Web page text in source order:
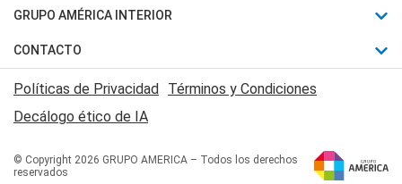
Judiciales
Economia
Motores
Trucos caseros
Series y Películas
Edictos y Solicitadas
Fútbol
Mundial
Automovilismo
Rugby
Básquet
GRUPO AMÉRICA INTERIOR
Canal 7 en Vivo
San Juan 8
CONTACTO
Acerca de Nosotros
Contactanos
Políticas de Privacidad Términos y Condiciones
Decálogo ético de IA
© Copyright 2026 GRUPO AMERICA – Todos los derechos
reservados